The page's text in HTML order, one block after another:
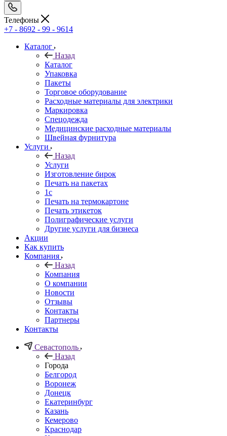
Телефоны
+7 - 8692 - 99 - 9614
Каталог
Назад
Каталог
Упаковка
Пакеты
Торговое оборудование
Расходные материалы для электрики
Маркировка
Спецодежда
Медицинские расходные материалы
Швейная фурнитура
Услуги
Назад
Услуги
Изготовление бирок
Печать на пакетах
1c
Печать на термокартоне
Печать этикеток
Полиграфические услуги
Другие услуги для бизнеса
Акции
Как купить
Компания
Назад
Компания
О компании
Новости
Отзывы
Контакты
Партнеры
Контакты
Севастополь
Назад
Города
Белгород
Воронеж
Донецк
Екатеринбург
Казань
Кемерово
Краснодар